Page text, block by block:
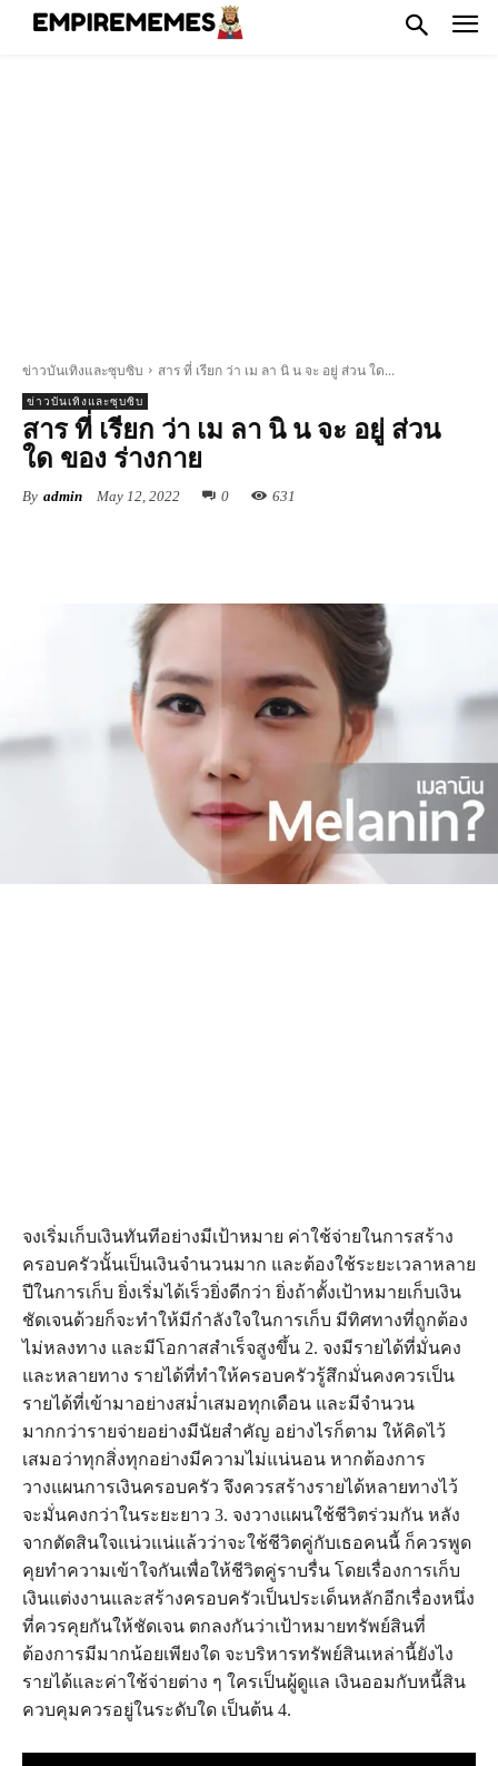
ข่าวบันเทิงและซุบซิบ สาร ที่ เรียก ว่า เม ลา นิ น จะ อยู่ ส่วน ใด...
ข่าวบันเทิงและซุบซิบ
สาร ที่ เรียก ว่า เม ลา นิ น จะ อยู่ ส่วน
ใด ของ ร่างกาย
By admin May 12, 2022 0 631
จงเริ่มเก็บเงินทันทีอย่างมีเป้าหมาย ค่าใช้จ่ายในการสร้าง
ครอบครัวนั้นเป็นเงินจำนวนมาก และต้องใช้ระยะเวลาหลาย
ปีในการเก็บ ยิ่งเริ่มได้เร็วยิ่งดีกว่า ยิ่งถ้าตั้งเป้าหมายเก็บเงิน
ชัดเจนด้วยก็จะทำให้มีกำลังใจในการเก็บ มีทิศทางที่ถูกต้อง
ไม่หลงทาง และมีโอกาสสำเร็จสูงขึ้น 2. จงมีรายได้ที่มั่นคง
และหลายทาง รายได้ที่ทำให้ครอบครัวรู้สึกมั่นคงควรเป็น
รายได้ที่เข้ามาอย่างสม่ำเสมอทุกเดือน และมีจำนวน
มากกว่ารายจ่ายอย่างมีนัยสำคัญ อย่างไรก็ตาม ให้คิดไว้
เสมอว่าทุกสิ่งทุกอย่างมีความไม่แน่นอน หากต้องการ
วางแผนการเงินครอบครัว จึงควรสร้างรายได้หลายทางไว้
จะมั่นคงกว่าในระยะยาว 3. จงวางแผนใช้ชีวิตร่วมกัน หลัง
จากตัดสินใจแน่วแน่แล้วว่าจะใช้ชีวิตคู่กับเธอคนนี้ ก็ควรพูด
คุยทำความเข้าใจกันเพื่อให้ชีวิตคู่ราบรื่น โดยเรื่องการเก็บ
เงินแต่งงานและสร้างครอบครัวเป็นประเด็นหลักอีกเรื่องหนึ่ง
ที่ควรคุยกันให้ชัดเจน ตกลงกันว่าเป้าหมายทรัพย์สินที่
ต้องการมีมากน้อยเพียงใด จะบริหารทรัพย์สินเหล่านี้ยังไง
รายได้และค่าใช้จ่ายต่าง ๆ ใครเป็นผู้ดูแล เงินออมกับหนี้สิน
ควบคุมควรอยู่ในระดับใด เป็นต้น 4.